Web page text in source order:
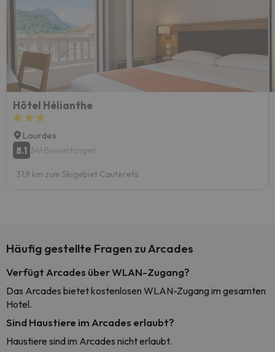
Hôtel Hélianthe
Lourdes
8.1 341 Bewertungen
31.9 km zum Skigebiet Cauterets
Häufig gestellte Fragen zu Arcades
Verfügt Arcades über WLAN-Zugang?
Das Arcades bietet kostenlosen WLAN-Zugang im gesamten
Hotel.
Sind Haustiere im Arcades erlaubt?
Haustiere sind im Arcades nicht erlaubt.